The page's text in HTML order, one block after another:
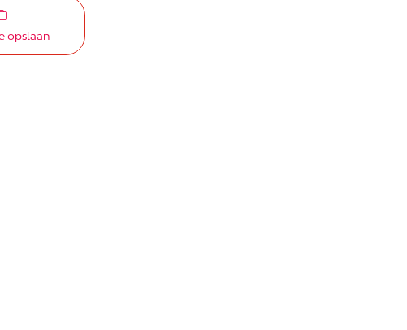
opslaan